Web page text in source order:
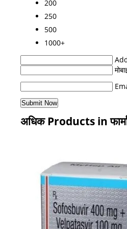
200
250
500
1000+
अधिक Products in